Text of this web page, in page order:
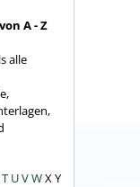
A - Z
alle
T UVWX Y